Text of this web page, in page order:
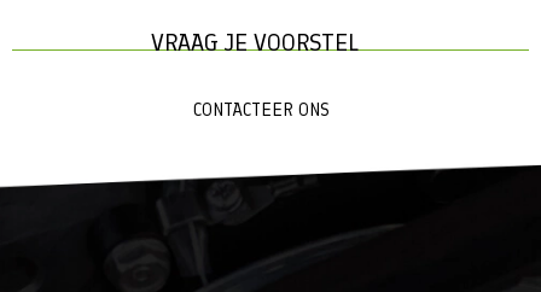
CONTACTEER ONS
VRAAG JE VOORSTEL